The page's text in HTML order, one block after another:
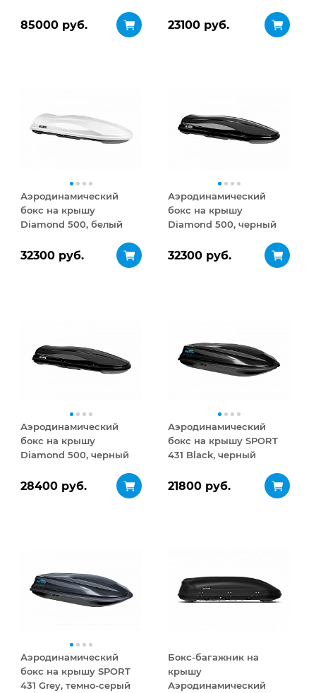
85000 руб. 23100 руб.
Аэродинамический
бокс на крышу
Diamond 500, белый
32300 руб.
Аэродинамический
бокс на крышу
Diamond 500, черный
32300 руб.
Аэродинамический
бокс на крышу
Diamond 500, черный
28400 руб.
Аэродинамический
бокс на крышу SPORT
431 Black, черный
21800 руб.
Аэродинамический
бокс на крышу SPORT
431 Grey, темно-серый
Бокс-багажник на
крышу
Аэродинамический